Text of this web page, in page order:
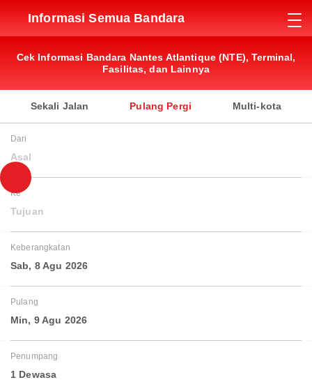
Informasi Semua Bandara
Cek Informasi Bandara Nantes Atlantique (NTE), Terminal,
Fasilitas, dan Lainnya
Sekali Jalan Pulang Pergi Multi-kota
Dari
Asal
Ke
Tujuan
Keberangkatan
Sab, 8 Agu 2026
Pulang
Min, 9 Agu 2026
Penumpang
1 Dewasa